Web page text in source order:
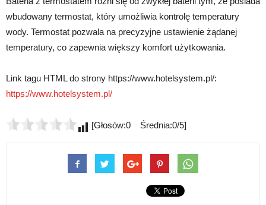
wbudowany termostat, który umożliwia kontrolę temperatury
wody. Termostat pozwala na precyzyjne ustawienie żądanej
temperatury, co zapewnia większy komfort użytkowania.
Link tagu HTML do strony https://www.hotelsystem.pl/:
https://www.hotelsystem.pl/
[Głosów:0 Średnia:0/5]